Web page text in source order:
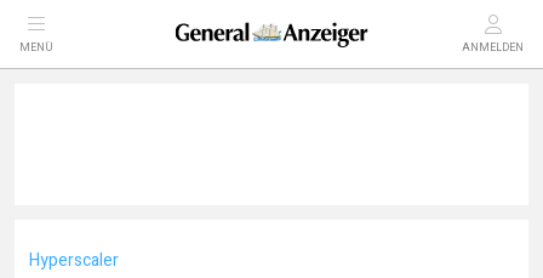
MENÜ ANMELDEN
Hyperscaler